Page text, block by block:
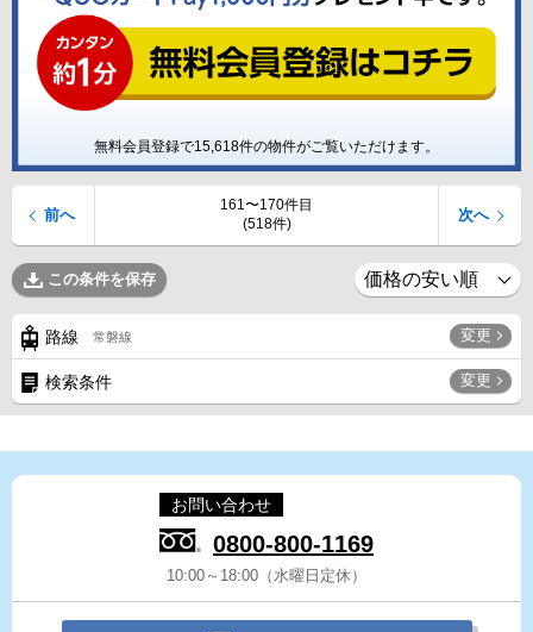
無料会員登録で15,618件の物件がご覧いただけます。
161〜170件目
(518件)
前へ 次へ
この条件を保存
路線 常磐線 変更
検索条件 変更
お問い合わせ
0800-800-1169
10:00～18:00（水曜日定休）